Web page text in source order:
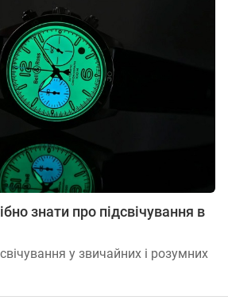
знати про підсвічування в
у звичайних і розумних